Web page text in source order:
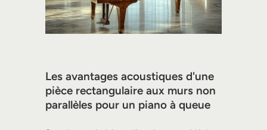
Les avantages acoustiques d'une
pièce rectangulaire aux murs non
parallèles pour un piano à queue